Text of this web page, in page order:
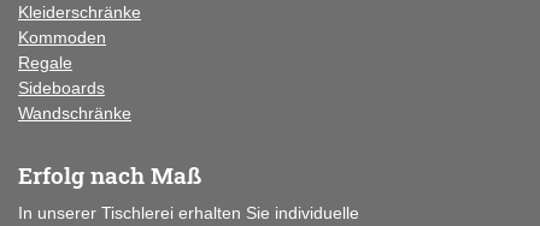
Kleiderschränke
Kommoden
Regale
Sideboards
Wandschränke
Erfolg nach Maß
In unserer Tischlerei erhalten Sie individuelle